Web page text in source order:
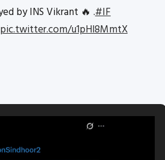
by INS Vikrant 🔥 .#IF
pic.twitter.com/u1pHl8MmtX